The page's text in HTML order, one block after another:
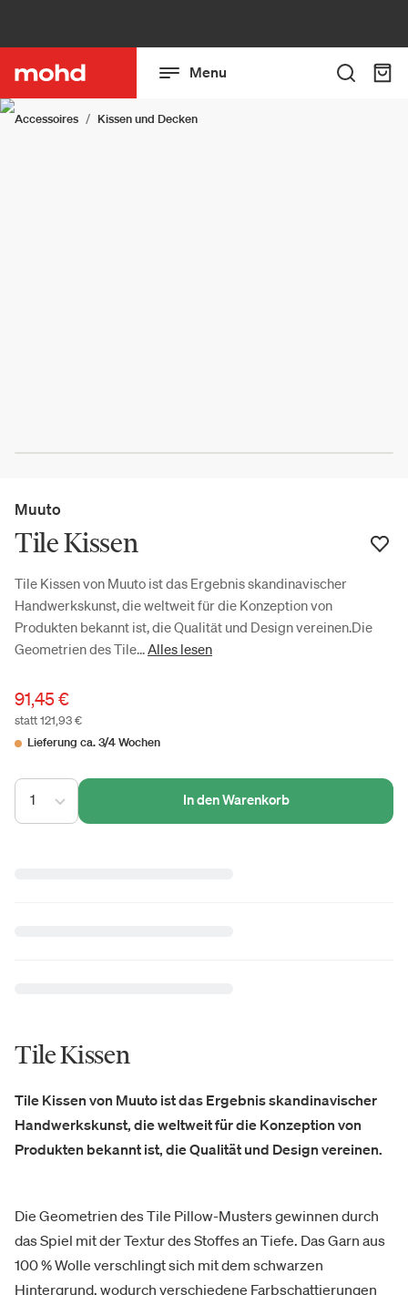
Menu
Accessoires Kissen und Decken
Muuto
Tile Kissen
Tile Kissen von Muuto ist das Ergebnis skandinavischer
Handwerkskunst, die weltweit für die Konzeption von
Produkten bekannt ist, die Qualität und Design vereinen.Die
Geometrien des Tile...Alles lesen
91,45 €
statt 121,93 €
Lieferung ca. 3/4 Wochen
1 In den Warenkorb
Tile Kissen
Tile Kissen von Muuto ist das Ergebnis skandinavischer
Handwerkskunst, die weltweit für die Konzeption von
Produkten bekannt ist, die Qualität und Design vereinen.
Die Geometrien des Tile Pillow-Musters gewinnen durch
das Spiel mit der Textur des Stoffes an Tiefe. Das Garn aus
100 % Wolle verschlingt sich mit dem schwarzen
Hintergrund, wodurch verschiedene Farbschattierungen